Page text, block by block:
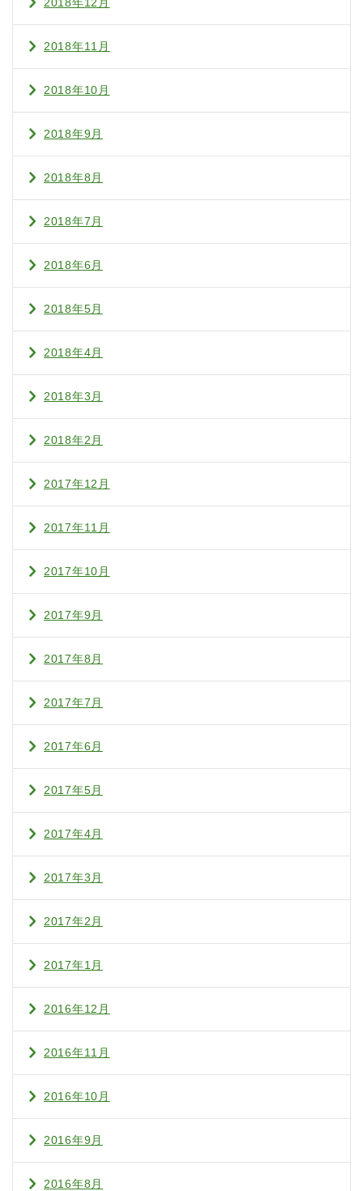
2018年11月
2018年10月
2018年9月
2018年8月
2018年7月
2018年6月
2018年5月
2018年4月
2018年3月
2018年2月
2017年12月
2017年11月
2017年10月
2017年9月
2017年8月
2017年7月
2017年6月
2017年5月
2017年4月
2017年3月
2017年2月
2017年1月
2016年12月
2016年11月
2016年10月
2016年9月
2016年8月